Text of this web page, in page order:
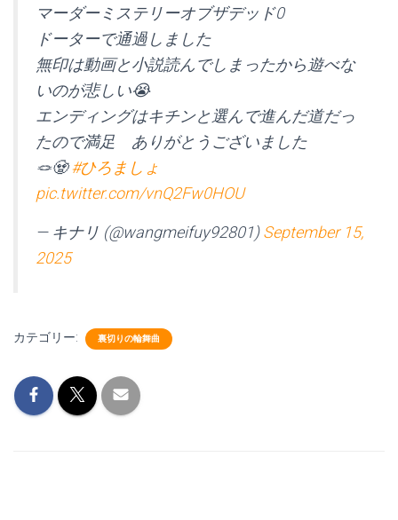
マーダーミステリーオブザデッド0
ドーターで通過しました
無印は動画と小説読んでしまったから遊べな
いのが悲しい😭
エンディングはキチンと選んで進んだ道だっ
たので満足 ありがとうございました
🪢🧟#ひろましょ
pic.twitter.com/vnQ2Fw0HOU
— キナリ (@wangmeifuy92801)September 15,
2025
カテゴリー: 裏切りの輪舞曲